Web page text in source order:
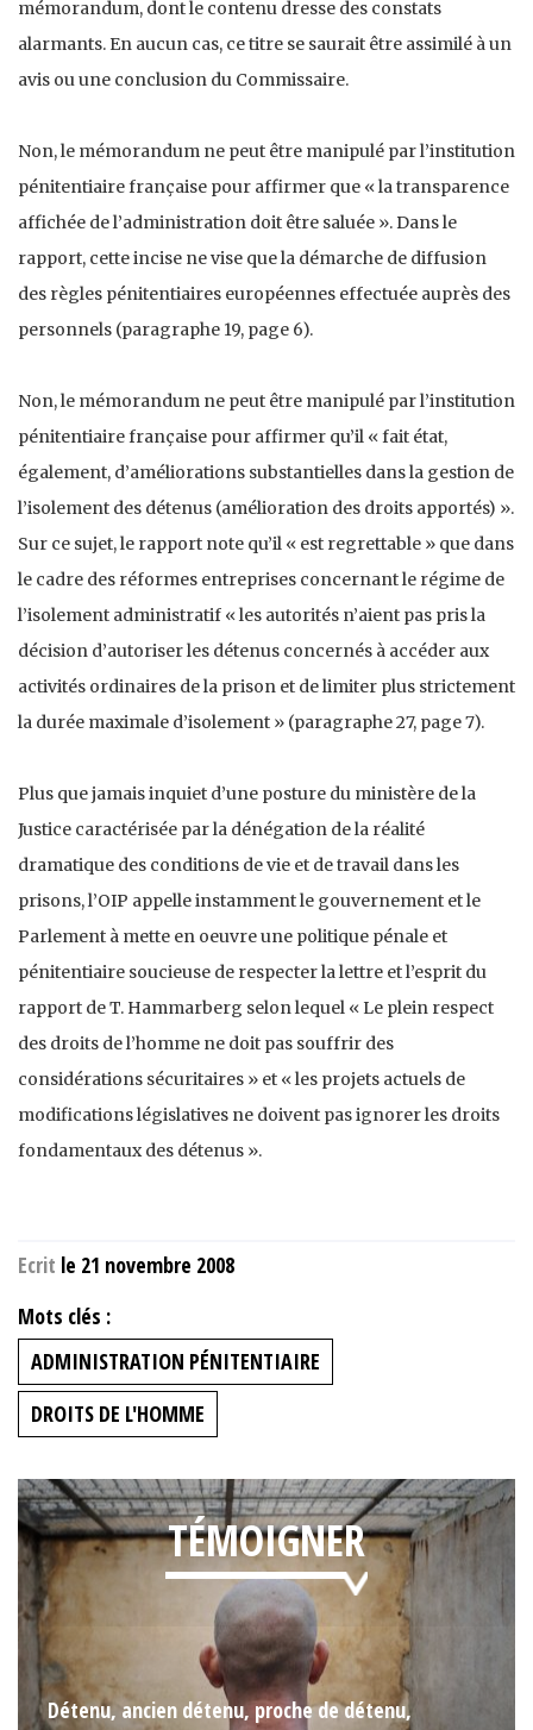
mémorandum, dont le contenu dresse des constats
alarmants. En aucun cas, ce titre se saurait être assimilé à un
avis ou une conclusion du Commissaire.
Non, le mémorandum ne peut être manipulé par l’institution
pénitentiaire française pour affirmer que « la transparence
affichée de l’administration doit être saluée ». Dans le
rapport, cette incise ne vise que la démarche de diffusion
des règles pénitentiaires européennes effectuée auprès des
personnels (paragraphe 19, page 6).
Non, le mémorandum ne peut être manipulé par l’institution
pénitentiaire française pour affirmer qu’il « fait état,
également, d’améliorations substantielles dans la gestion de
l’isolement des détenus (amélioration des droits apportés) ».
Sur ce sujet, le rapport note qu’il « est regrettable » que dans
le cadre des réformes entreprises concernant le régime de
l’isolement administratif « les autorités n’aient pas pris la
décision d’autoriser les détenus concernés à accéder aux
activités ordinaires de la prison et de limiter plus strictement
la durée maximale d’isolement » (paragraphe 27, page 7).
Plus que jamais inquiet d’une posture du ministère de la
Justice caractérisée par la dénégation de la réalité
dramatique des conditions de vie et de travail dans les
prisons, l’OIP appelle instamment le gouvernement et le
Parlement à mette en oeuvre une politique pénale et
pénitentiaire soucieuse de respecter la lettre et l’esprit du
rapport de T. Hammarberg selon lequel « Le plein respect
des droits de l’homme ne doit pas souffrir des
considérations sécuritaires » et « les projets actuels de
modifications législatives ne doivent pas ignorer les droits
fondamentaux des détenus ».
Ecrit le 21 novembre 2008
Mots clés :
ADMINISTRATION PÉNITENTIAIRE
DROITS DE L'HOMME
TÉMOIGNER
Détenu, ancien détenu, proche de détenu,